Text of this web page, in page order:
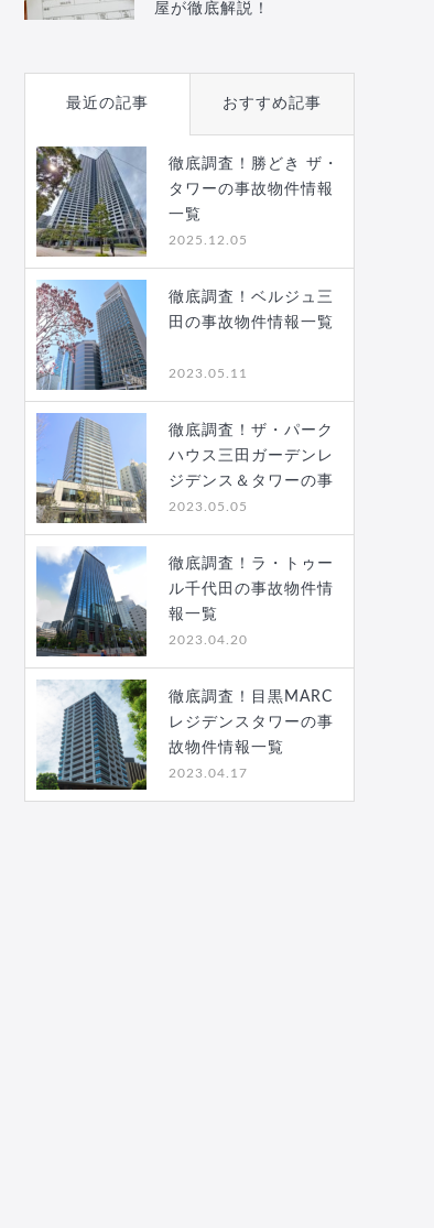
屋が徹底解説！
最近の記事 おすすめ記事
徹底調査！勝どき ザ・
タワーの事故物件情報
一覧
2025.12.05
徹底調査！ベルジュ三
田の事故物件情報一覧
2023.05.11
徹底調査！ザ・パーク
ハウス三田ガーデンレ
ジデンス＆タワーの事
故…
2023.05.05
徹底調査！ラ・トゥー
ル千代田の事故物件情
報一覧
2023.04.20
徹底調査！目黒MARC
レジデンスタワーの事
故物件情報一覧
2023.04.17